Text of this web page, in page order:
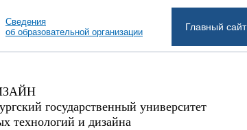
Сведения
об образовательной организации
Главный сайт
государственный университет
технологий и дизайна